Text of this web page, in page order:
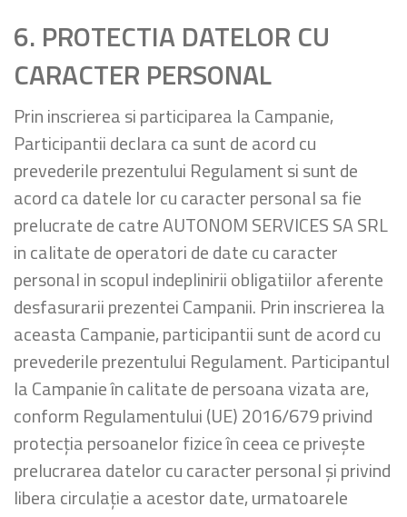
6. PROTECTIA DATELOR CU
CARACTER PERSONAL
Prin inscrierea si participarea la Campanie,
Participantii declara ca sunt de acord cu
prevederile prezentului Regulament si sunt de
acord ca datele lor cu caracter personal sa fie
prelucrate de catre AUTONOM SERVICES SA SRL
in calitate de operatori de date cu caracter
personal in scopul indeplinirii obligatiilor aferente
desfasurarii prezentei Campanii. Prin inscrierea la
aceasta Campanie, participantii sunt de acord cu
prevederile prezentului Regulament. Participantul
la Campanie în calitate de persoana vizata are,
conform Regulamentului (UE) 2016/679 privind
protecția persoanelor fizice în ceea ce privește
prelucrarea datelor cu caracter personal și privind
libera circulație a acestor date, urmatoarele